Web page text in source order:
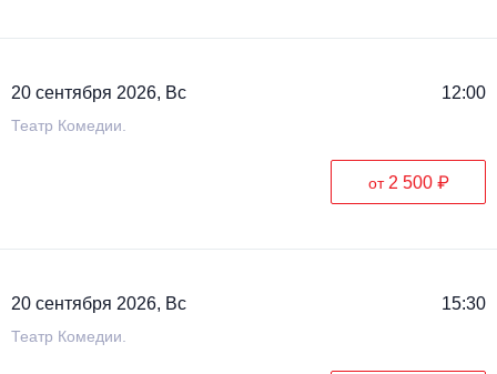
20 сентября 2026, Вс 12:00
Театр Комедии.
от 2 500 ₽
20 сентября 2026, Вс 15:30
Театр Комедии.